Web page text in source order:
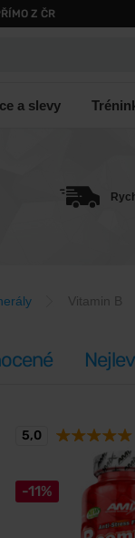
Z ČR
a slevy
Vitamin B
-11%
5,0